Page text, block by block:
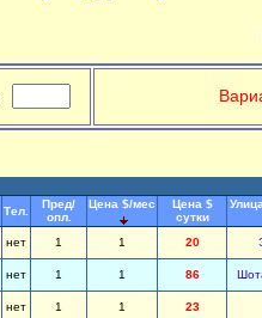
Тел.
Пред/
опл.
Цена $/мес
Цена $
сутки
нет 1 1 20
нет 1 1 86
нет 1 1 23